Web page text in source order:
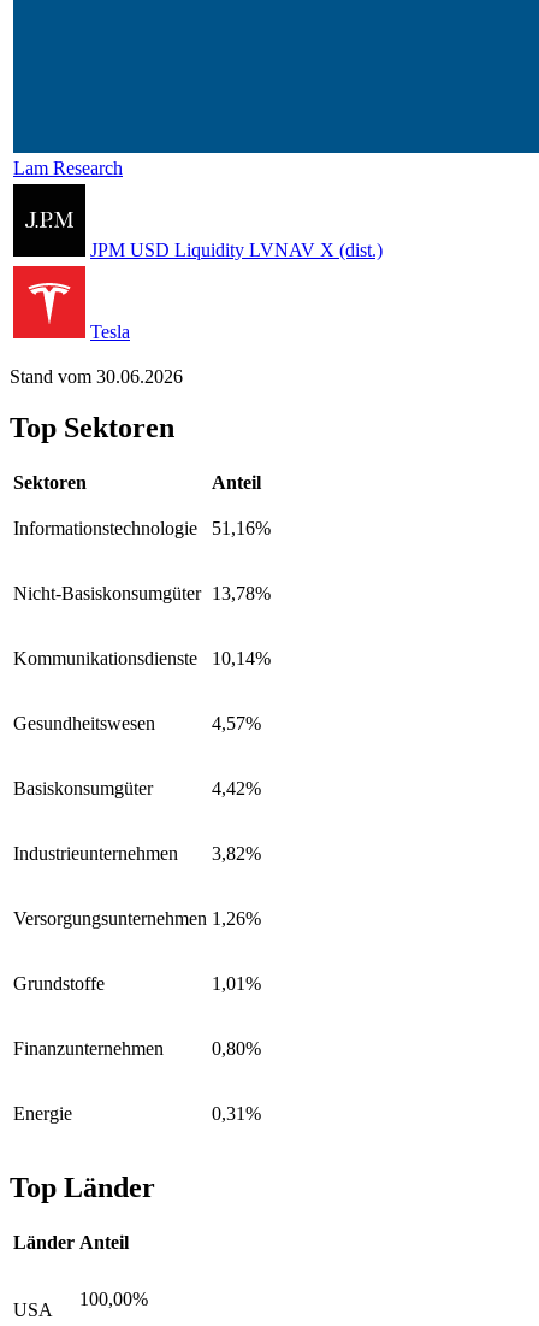
Lam Research
JPM USD Liquidity LVNAV X (dist.)
Tesla
Stand vom 30.06.2026
Top Sektoren
Sektoren Anteil
Informationstechnologie 51,16%
Nicht-Basiskonsumgüter 13,78%
Kommunikationsdienste 10,14%
Gesundheitswesen 4,57%
Basiskonsumgüter 4,42%
Industrieunternehmen 3,82%
Versorgungsunternehmen 1,26%
Grundstoffe 1,01%
Finanzunternehmen 0,80%
Energie 0,31%
Top Länder
Länder Anteil
USA
100,00%